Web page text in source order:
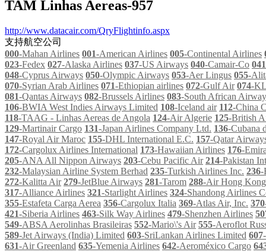
TAM Linhas Aereas-957
http://www.datacair.com/QryFlightinfo.aspx
支持航空公司
000-Mahan Airlines 001-American Airlines 005-Continental Airlines
023-Fedex 027-Alaska Airlines 037-US Airways 040-Camair-Co 041
048-Cyprus Airways 050-Olympic Airways 053-Aer Lingus 055-
070-Syrian Arab Airlines 071-Ethiopian airlines 072-Gulf Air 074-
081-Qantas Airways 082-Brussels Airlines 083-South African
106-BWIA West Indies Airways Limited 108-Iceland air 112-China
118-TAAG - Linhas Aereas de Angola 124-Air Algerie 125-British
129-Martinair Cargo 131-Japan Airlines Company Ltd. 136-Cubana
147-Royal Air Maroc 155-DHL International E.C. 157-Qatar
172-Cargolux Airlines International 173-Hawaiian Airlines 176-
205-ANA All Nippon Airways 203-Cebu Pacific Air 214-Pakistan
232-Malaysian Airline System Berhad 235-Turkish Airlines Inc. 236-
272-Kalitta Air 279-JetBlue Airways 281-Tarom 288-Air Hong Kong
317-Alliance Airlines 321-Starlight Airlines 324-Shandong Airlines
355-Estafeta Carga Aerea 356-Cargolux Italia 369-Atlas Air, Inc. 370
421-Siberia Airlines 463-Silk Way Airlines 479-Shenzhen Airlines
549-ABSA Aerolinhas Brasileiras 552-Mario\'s Air 555-Aeroflot
589-Jet Airways (India) Limited 603-SriLankan Airlines Limited 607
631-Air Greenland 635-Yemenia Airlines 642-Aeroméxico Cargo